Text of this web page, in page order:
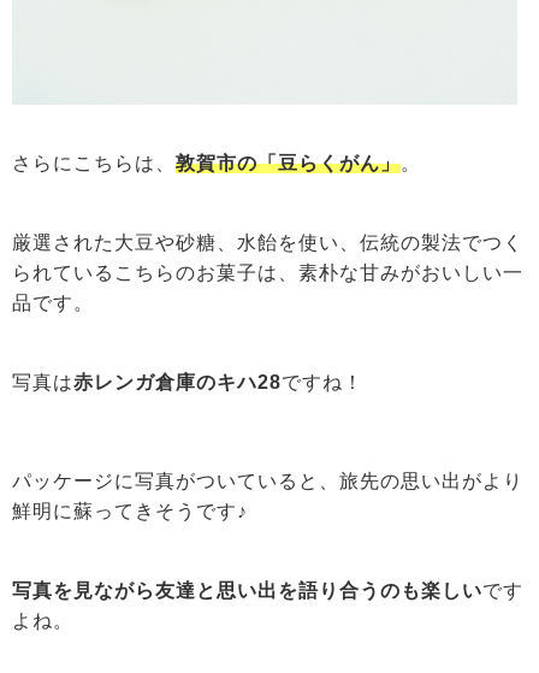
さらにこちらは、 敦賀市の「豆らくがん」。
厳選された大豆や砂糖、水飴を使い、伝統の製法でつく
られているこちらのお菓子は、素朴な甘みがおいしい一
品です。
写真は赤レンガ倉庫のキハ28ですね！
パッケージに写真がついていると、旅先の思い出がより
鮮明に蘇ってきそうです♪
写真を見ながら友達と思い出を語り合うのも楽しいです
よね。